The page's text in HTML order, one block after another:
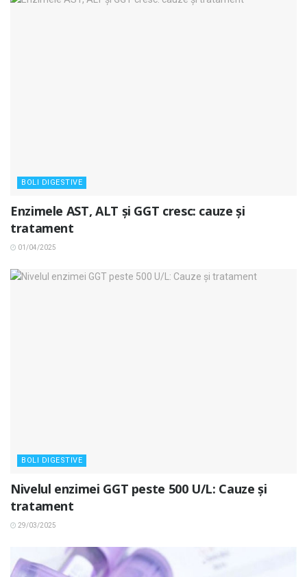
BOLI DIGESTIVE
Enzimele AST, ALT și GGT cresc: cauze și
tratament
01/04/2025
BOLI DIGESTIVE
Nivelul enzimei GGT peste 500 U/L: Cauze și
tratament
29/03/2025